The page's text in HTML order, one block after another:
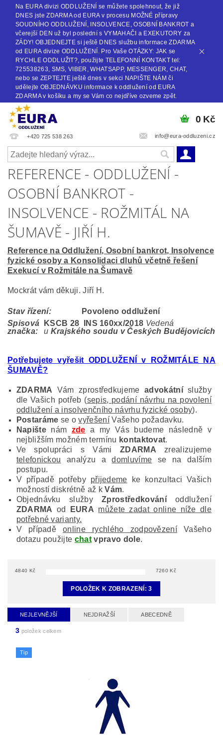
Na EURA divizi ODDLUŽENÍ se můžete spolehnout, že již
DNES jste ZDARMA od EURA v procesu MOŽNÉ přípravy
SOUDNÍHO ODDLUŽENÍ, INSOLVENCE, OSOBNÍ BANKROT a
včerejší DEN už byl poslední s VYMAHAČI a EXEKUTORY za
ZÁDY! OBJEDNEJTE si ještě DNES službu informace ZDARMA
od EURA divize ODDLUŽENÍ. Pro Vaše OTÁZKY: JAK se
RYCHLE ODDLUŽIT?, použijte TELEFONNÍ KONTAKT tel:
725538263, SMS, VIBER, WHATSAPP, MESSENGER, CHAT,
nebo se ZEPTEJTE ještě dnes v sekci NAPIŠTE NÁM či
udělejte OBJEDNÁVKU informace k oddlužení od EURA
ZDARMA v košíku a my se Vám co nejdříve ozveme zpět.
+420 725 538 263 info@eura-oddluzeni.cz
0 Kč
REFERENCE - ODDLUŽENÍ -
OSOBNÍ BANKROT -
INSOLVENCE - ROŽMITÁL NA
ŠUMAVĚ - JIŘÍ H.
Reference na Oddlužení, Osobní bankrot, Insolvence
fyzické osoby a Konsolidaci dluhů včetně řešení
Exekucí v Rožmitále na Šumavě
Mockrát vám děkuji. Jiří H.
Stav řízení:
Povoleno oddlužení
Spisová
značka:
KSCB 28 INS 160xx/2018 Vedená
u Krajského soudu v Českých Budějovicích
Potřebujete vyřešit ODDLUŽENÍ v ROŽMITÁLE NA
ŠUMAVĚ?
ZDARMA Vám zprostředkujeme advokátníslužby
dle Vašich potřeb (sepis, podání návrhu na povolení
oddlužení a insolvenčního návrhu fyzické osoby).
Postaráme se ovyřešeníVašeho požadavku.
Napištenám zde a my Vás budeme následně v
nejbližším možném termínu kontaktovat.
Ve spolupráci s Vámi ZDARMA zrealizujeme
telefonickou analýzu adomluvíme se na dalším
postupu.
V případě potřeby přijedeme ke konzultaci Vašich
možností diskrétně až kVám.
Objednávku služby
Zprostředkováníoddlužení
ZDARMA od EURA můžete zadat online níže dle
potřebné varianty.
V případěonline rychlého zodpovězení Vašeho
dotazu použijte chatvpravo dole.
4840 Kč 7260 Kč
POLOŽEK K ZOBRAZENÍ:3
NEJLEVNĚJŠÍ NEJDRAŽŠÍ ABECEDNĚ
3 položek celkem
Tip